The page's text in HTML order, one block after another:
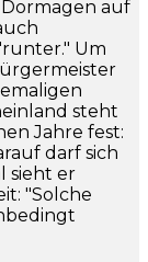
auf
Um
steht
Jahre fest:
darf sich
sieht er
"Solche